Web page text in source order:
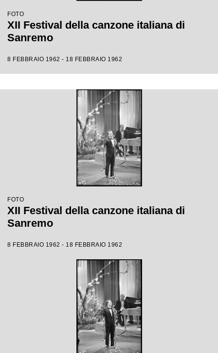
FOTO
XII Festival della canzone italiana di
Sanremo
8 FEBBRAIO 1962 - 18 FEBBRAIO 1962
FOTO
XII Festival della canzone italiana di
Sanremo
8 FEBBRAIO 1962 - 18 FEBBRAIO 1962